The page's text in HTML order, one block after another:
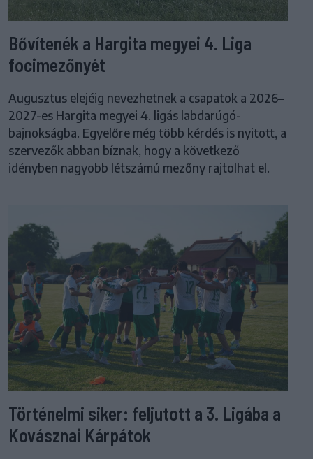
Bővítenék a Hargita megyei 4. Liga
focimezőnyét
Augusztus elejéig nevezhetnek a csapatok a 2026–
2027-es Hargita megyei 4. ligás labdarúgó-
bajnokságba. Egyelőre még több kérdés is nyitott, a
szervezők abban bíznak, hogy a következő
idényben nagyobb létszámú mezőny rajtolhat el.
Történelmi siker: feljutott a 3. Ligába a
Kovásznai Kárpátok